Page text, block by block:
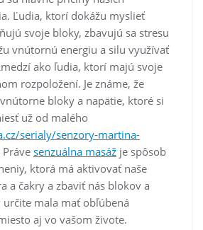
Ľudia, ktorí dokážu myslieť
svoje bloky, zbavujú sa stresu
vnútornú energiu a silu využívať
ako ľudia, ktorí majú svoje
rozpoložení. Je známe, že
bloky a napätie, ktoré si
už od malého
serialy/senzory-martina-
senzuálna masáž je spôsob
ktorá má aktivovať naše
a čakry a zbaviť nás blokov a
určite mala mať obľúbená
aj vo vašom živote.